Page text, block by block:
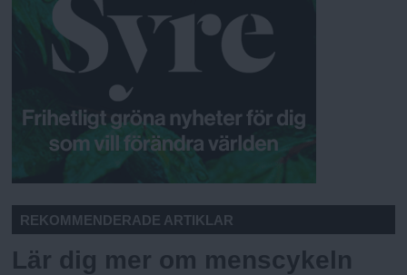
REKOMMENDERADE ARTIKLAR
Lär dig mer om menscykeln